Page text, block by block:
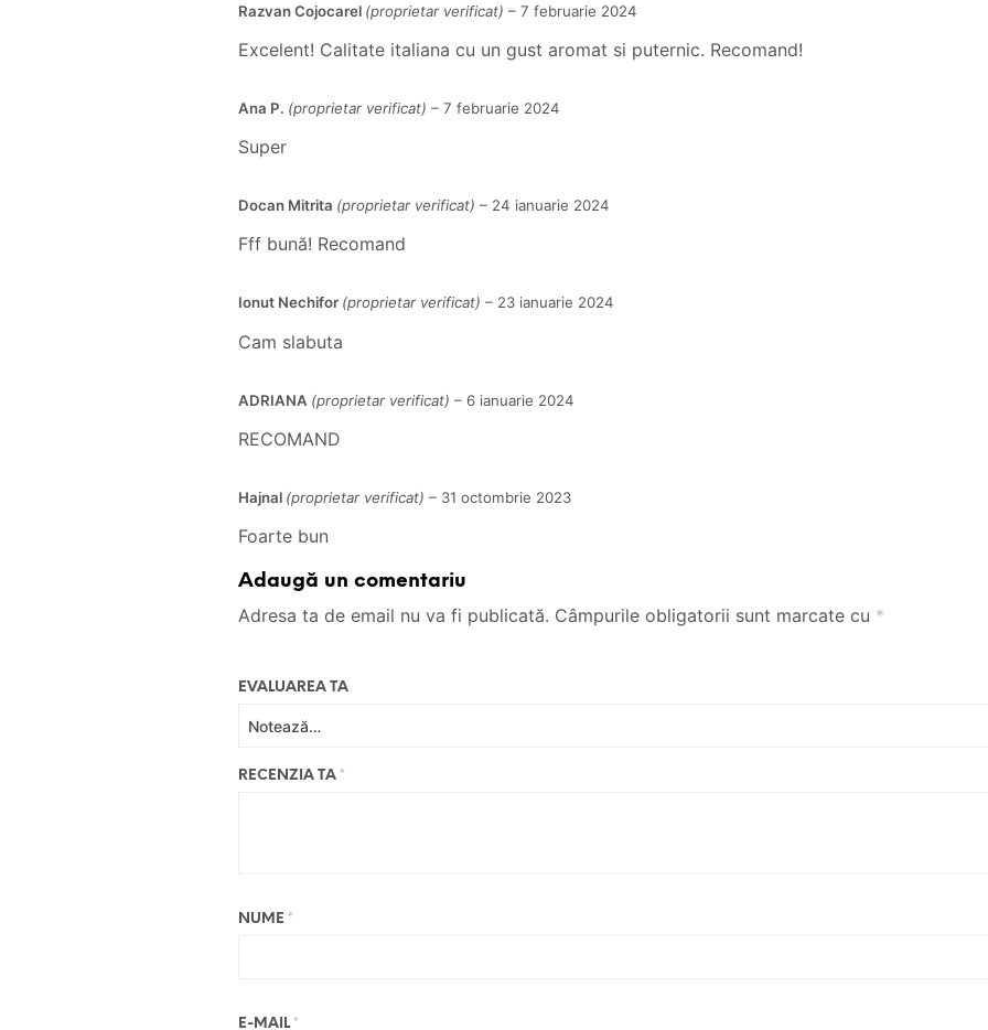
Razvan Cojocarel (proprietar verificat) – 7 februarie 2024
Excelent! Calitate italiana cu un gust aromat si puternic. Recomand!
Ana P. (proprietar verificat) – 7 februarie 2024
Super
Docan Mitrita (proprietar verificat) – 24 ianuarie 2024
Fff bună! Recomand
Ionut Nechifor (proprietar verificat) – 23 ianuarie 2024
Cam slabuta
ADRIANA (proprietar verificat) – 6 ianuarie 2024
RECOMAND
Hajnal (proprietar verificat) – 31 octombrie 2023
Foarte bun
Adaugă un comentariu
Adresa ta de email nu va fi publicată. Câmpurile obligatorii sunt marcate cu *
EVALUAREA TA
RECENZIA TA *
NUME *
E-MAIL *